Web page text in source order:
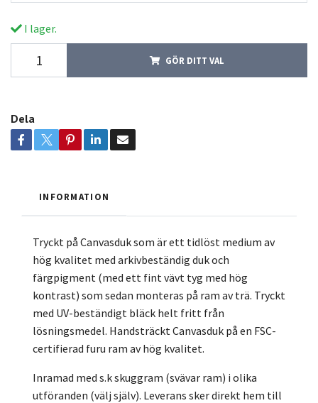
I lager.
GÖR DITT VAL
Dela
INFORMATION
Tryckt på Canvasduk som är ett tidlöst medium av
hög kvalitet med arkivbeständig duk och
färgpigment (med ett fint vävt tyg med hög
kontrast) som sedan monteras på ram av trä. Tryckt
med UV-beständigt bläck helt fritt från
lösningsmedel. Handsträckt Canvasduk på en FSC-
certifierad furu ram av hög kvalitet.
Inramad med s.k skuggram (svävar ram) i olika
utföranden (välj själv). Leverans sker direkt hem till